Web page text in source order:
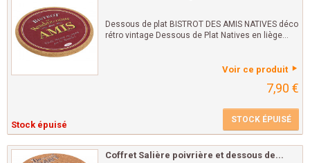
Dessous de plat BISTROT DES AMIS NATIVES déco
rétro vintage Dessous de Plat Natives en liège...
Voir ce produit
7,90 €
Stock épuisé STOCK ÉPUISÉ
Coffret Salière poivrière et dessous de...